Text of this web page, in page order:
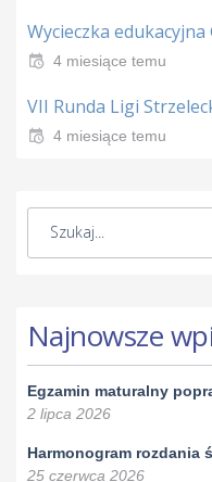
Wycieczka edukacyjna
4 miesiące temu
VII Runda Ligi
4 miesiące temu
Najnowsze
Egzamin maturalny
2 lipca 2026
Harmonogram rozdania
25 czerwca 2026